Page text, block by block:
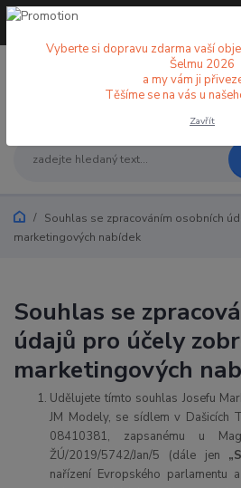
+420 773 998 582
Souhlas se zpracováním osobních
marketingových nabídek
Souhlas se
údajů pro účely
marketingových
Udělujete tímto souhlas Josefu
JM Modely, se sídlem v Dašicích
08410381, zapsanému u
ŽÚ/2019/5742/Jan/5 (dále jen
nařízení Evropského parlamentu
Vyberte si dopravu zdarma vaší
Šelmu 2026
a my vám ji
Těšíme se na vás u
Zavřít